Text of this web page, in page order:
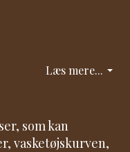
Læs mere...
som kan
vasketøjskurven,